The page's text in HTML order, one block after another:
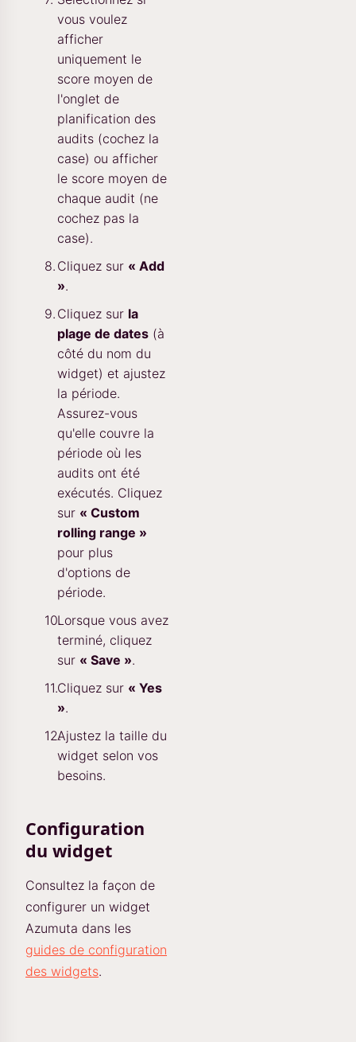
vous voulez
afficher
uniquement le
score moyen de
l'onglet de
planification des
audits (cochez la
case) ou afficher
le score moyen de
chaque audit (ne
cochez pas la
case).
Cliquez sur « Add
».
Cliquez sur la
plage de dates (à
côté du nom du
widget) et ajustez
la période.
Assurez-vous
qu'elle couvre la
période où les
audits ont été
exécutés. Cliquez
sur « Custom
rolling range »
pour plus
d'options de
période.
Lorsque vous avez
terminé, cliquez
sur « Save ».
Cliquez sur « Yes
».
Ajustez la taille du
widget selon vos
besoins.
Configuration
du widget
Consultez la façon de
configurer un widget
Azumuta dans les
guides de configuration
des widgets.